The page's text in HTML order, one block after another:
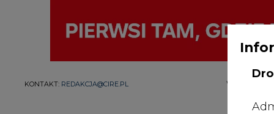
KONTAKT: REDAKCJA@CIRE.PL WYDAWCA